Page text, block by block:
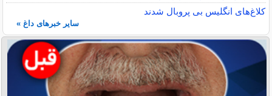
کلاغ‌های انگلیس بی پروبال شدند
سایر خبرهای داغ »